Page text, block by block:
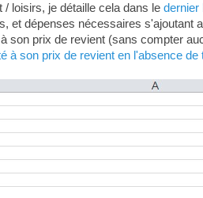
loisirs, je détaille cela dans le dernier
et dépenses nécessaires s'ajoutant
prix de revient (sans compter
à son prix de revient en l'absence de